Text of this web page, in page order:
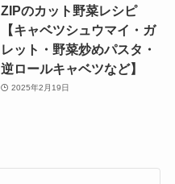
ZIPのカット野菜レシピ
【キャベツシュウマイ・ガ
レット・野菜炒めパスタ・
逆ロールキャベツなど】
2025年2月19日